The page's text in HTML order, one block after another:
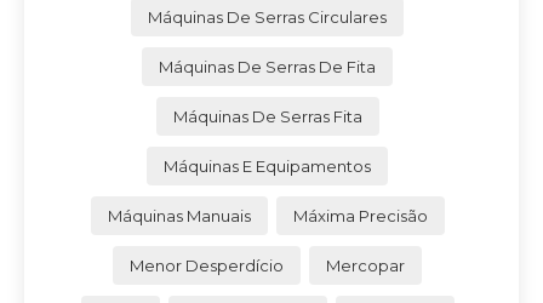
Máquinas De Serras Circulares
Máquinas De Serras De Fita
Máquinas De Serras Fita
Máquinas E Equipamentos
Máquinas Manuais Máxima Precisão
Menor Desperdício Mercopar